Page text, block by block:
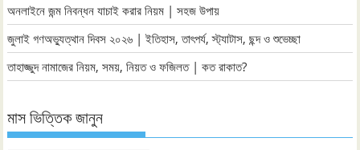
অনলাইনে জন্ম নিবন্ধন যাচাই করার নিয়ম | সহজ উপায়
জুলাই গণঅভ্যুত্থান দিবস ২০২৬ | ইতিহাস, তাৎপর্য, স্ট্যাটাস, ছন্দ ও শুভেচ্ছা
তাহাজ্জুদ নামাজের নিয়ম, সময়, নিয়ত ও ফজিলত | কত রাকাত?
মাস ভিত্তিক জানুন